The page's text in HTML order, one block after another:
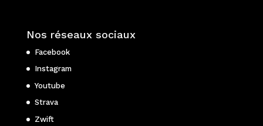
Nos réseaux sociaux
Facebook
Instagram
Youtube
Strava
Zwift